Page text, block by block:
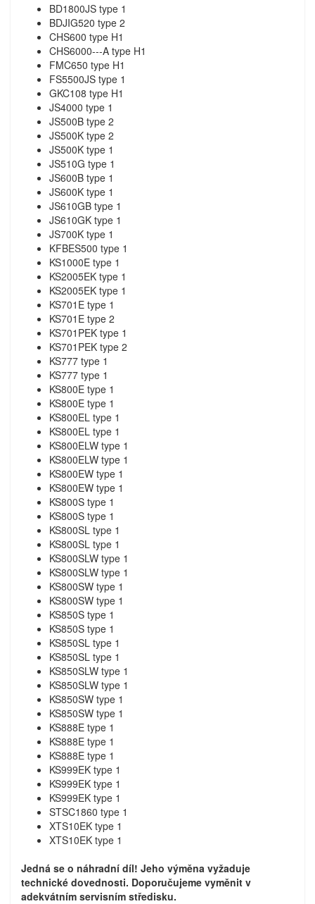
BD1800JS type 1
BDJIG520 type 2
CHS600 type H1
CHS6000---A type H1
FMC650 type H1
FS5500JS type 1
GKC108 type H1
JS4000 type 1
JS500B type 2
JS500K type 2
JS500K type 1
JS510G type 1
JS600B type 1
JS600K type 1
JS610GB type 1
JS610GK type 1
JS700K type 1
KFBES500 type 1
KS1000E type 1
KS2005EK type 1
KS2005EK type 1
KS701E type 1
KS701E type 2
KS701PEK type 1
KS701PEK type 2
KS777 type 1
KS777 type 1
KS800E type 1
KS800E type 1
KS800EL type 1
KS800EL type 1
KS800ELW type 1
KS800ELW type 1
KS800EW type 1
KS800EW type 1
KS800S type 1
KS800S type 1
KS800SL type 1
KS800SL type 1
KS800SLW type 1
KS800SLW type 1
KS800SW type 1
KS800SW type 1
KS850S type 1
KS850S type 1
KS850SL type 1
KS850SL type 1
KS850SLW type 1
KS850SLW type 1
KS850SW type 1
KS850SW type 1
KS888E type 1
KS888E type 1
KS888E type 1
KS999EK type 1
KS999EK type 1
KS999EK type 1
STSC1860 type 1
XTS10EK type 1
XTS10EK type 1
Jedná se o náhradní díl! Jeho výměna vyžaduje
technické dovednosti. Doporučujeme vyměnit v
adekvátním servisním středisku.